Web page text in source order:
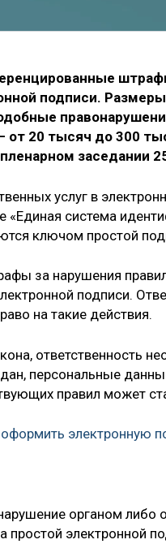
подписи.
от 20 тысяч до 300
заседании
услуг в
«Единая система
ключом простой
за нарушения
подписи.
на такие действия.
ответственность
персональные
правил может
электронную
органом
электронной